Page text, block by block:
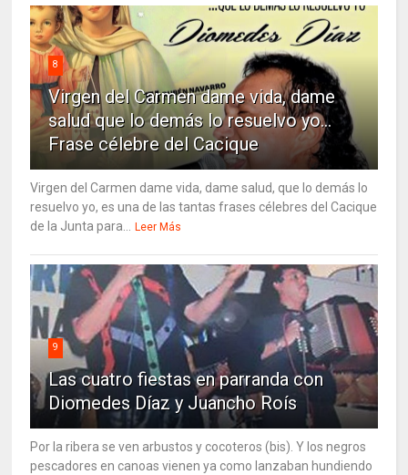
8
Virgen del Carmen dame vida, dame
salud que lo demás lo resuelvo yo…
Frase célebre del Cacique
Virgen del Carmen dame vida, dame salud, que lo demás lo
resuelvo yo, es una de las tantas frases célebres del Cacique
de la Junta para... Leer Más
9
Las cuatro fiestas en parranda con
Diomedes Díaz y Juancho Roís
Por la ribera se ven arbustos y cocoteros (bis). Y los negros
pescadores en canoas vienen ya como lanzaban hundiendo